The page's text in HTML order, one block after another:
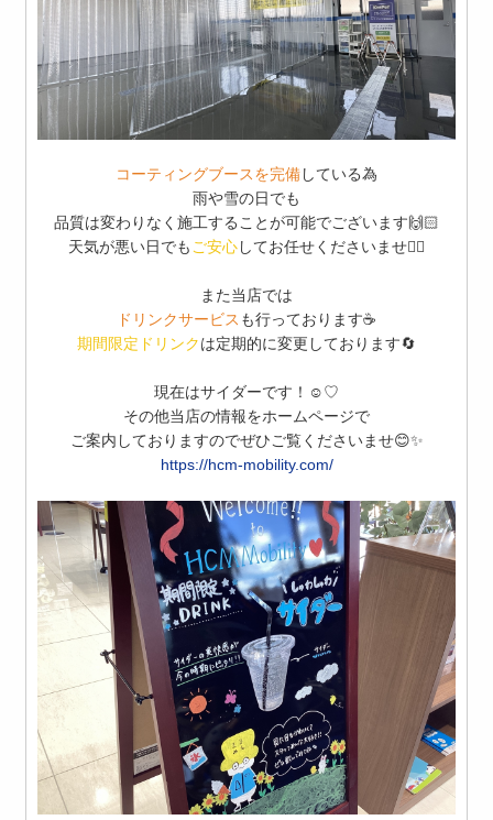
コーティングブースを完備している為
雨や雪の日でも
品質は変わりなく施工することが可能でございます🙌🏻
天気が悪い日でも ご安心してお任せくださいませ🙆‍♀️
また当店では
ドリンクサービス も行っております☕️
期間限定ドリンクは定期的に変更しております🔄
現在はサイダーです！☺︎♡
その他当店の情報をホームページで
ご案内しておりますのでぜひご覧くださいませ😊✨
https://hcm-mobility.com/